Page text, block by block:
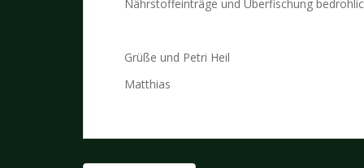
Nährstoffeinträge und Überfischung
Grüße und Petri Heil
Matthias